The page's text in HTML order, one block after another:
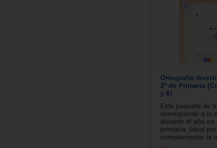
Ortografia
2º de Primaria
y 6)
Este paquete de
corresponde a lo
durante el año en
primaria. Ideal
complementar la